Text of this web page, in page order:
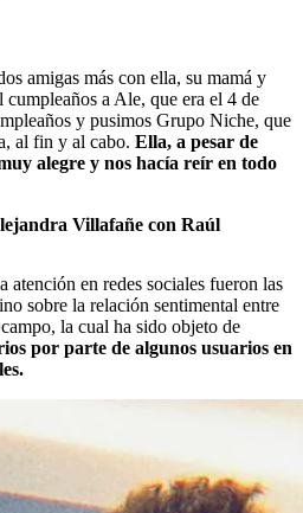
amigas más con ella, su mamá y
a Ale, que era el 4 de
y pusimos Grupo Niche, que
al fin y al cabo. Ella, a pesar de
alegre y nos hacía reír en todo
Villafañe con Raúl
atención en redes sociales fueron las
sobre la relación sentimental entre
la cual ha sido objeto de
por parte de algunos usuarios en